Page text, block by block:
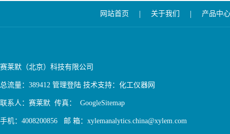
网站首页 | 关于我们 | 产品中心
赛莱默（北京）科技有限公司
总流量：389412 管理登陆 技术支持： 化工仪器网
联系人：赛莱默 传真： GoogleSitemap
手机：4008200856 邮 箱：xylemanalytics.china@xylem.com